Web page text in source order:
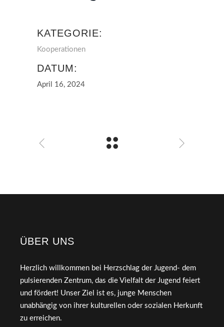
KATEGORIE:
Kooperationen
DATUM:
April 16, 2024
ÜBER UNS
Herzlich willkommen bei Herzschlag der Jugend- dem
pulsierenden Zentrum, das die Vielfalt der Jugend feiert
und fördert! Unser Ziel ist es, junge Menschen
unabhängig von ihrer kulturellen oder sozialen Herkunft
zu erreichen.